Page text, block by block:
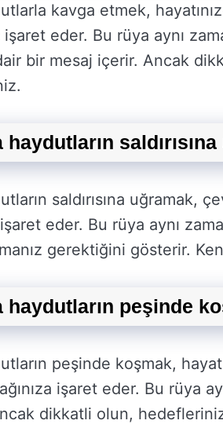
kavga etmek,
eder. Bu rüya aynı
bir mesaj içerir. Ancak
haydutların
saldırısına uğramak,
eder. Bu rüya aynı
gerektiğini gösterir.
haydutların peşinde
peşinde koşmak,
işaret eder. Bu rüya
dikkatli olun,